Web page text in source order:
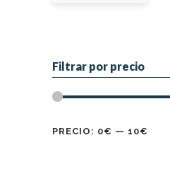
Filtrar por precio
Precio
Precio
PRECIO: 0€ — 10€